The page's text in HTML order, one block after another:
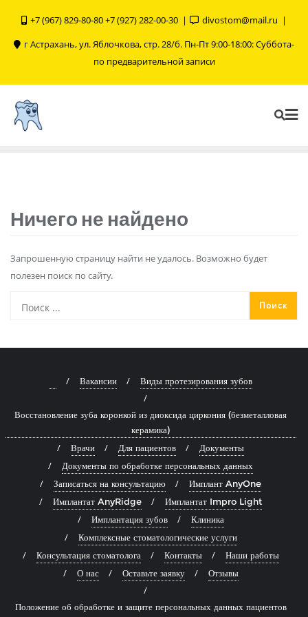
+7 (967) 829-80-80 +7 (927) 282-00-30
divostom@mail.ru
г Астрахань, ул. Яблочкова, стр. 28/б. Пн-Пт 9:00-18:00: Суббота-
по предварительной записи
Ничего не найдено
Запрошенную страницу найти не удалось. Возможно будет
полезен поиск по сайту.
Вакансии Виды протезирования зубов
Восстановление зуба коронкой из диоксида циркония (безметалловая
керамика)
Врачи
Для пациентов
Документы
Документы по обработке персональных данных
Записаться на консультацию
Имплант AnyOne
Имплантат AnyRidge
Имплантат Impro Light
Имплантация зубов
Клиника
Комплексные стоматологические услуги
Консультация стоматолога
Контакты
Наши работы
О нас
Оставьте заявку Отзывы
Положение об обработке и защите персональных данных пациентов